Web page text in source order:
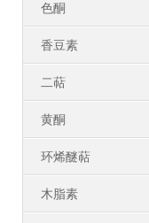
色酮
香豆素
二萜
黄酮
环烯醚萜
木脂素